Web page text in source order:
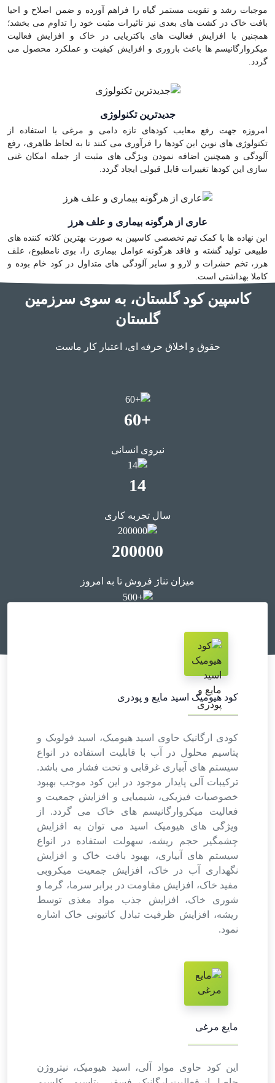
موجبات رشد و تقویت مستمر گیاه را فراهم آورده و ضمن اصلاح و احیا
بافت خاک در کشت های بعدی نیز تاثیرات مثبت خود را تداوم می بخشد؛
همچنین با افزایش فعالیت های باکتریایی در خاک و افزایش فعالیت
میکروارگانیسم ها باعث باروری و افزایش کیفیت و عملکرد محصول می
گردد.
جدیدترین تکنولوژی
امروزه جهت رفع معایب کودهای تازه دامی و مرغی با استفاده از
تکنولوژی های نوین این کودها را فرآوری می کنند تا به لحاظ ظاهری، رفع
آلودگی و همچنین اضافه نمودن ویژگی های مثبت از جمله امکان غنی
سازی این کودها تغییرات قابل قبولی ایجاد گردد.
عاری از هرگونه بیماری و علف هرز
این نهاده ها با کمک تیم تخصصی کاسپین به صورت بهترین کلاته کننده های
طبیعی تولید گشته و فاقد هرگونه عوامل بیماری زا، بوی نامطبوع، علف
هرز، تخم حشرات و لارو و سایر آلودگی های متداول در کود خام بوده و
کاملا بهداشتی است.
کاسپین کود گلستان، به سوی سرزمین
گلستان
حقوق و اخلاق حرفه ای، اعتبار کار ماست
+60
نیروی انسانی
14
سال تجربه کاری
200000
میزان تناژ فروش تا به امروز
کود هیومیک اسید مایع و پودری
کودی ارگانیک حاوی اسید هیومیک، اسید فولویک و
پتاسیم محلول در آب با قابلیت استفاده در انواع
سیستم های آبیاری غرقابی و تحت فشار می باشد.
ترکیبات آلی پایدار موجود در این کود موجب بهبود
خصوصیات فیزیکی، شیمیایی و افزایش جمعیت و
فعالیت میکروارگانیسم های خاک می گردد. از
ویژگی های هیومیک اسید می توان به افزایش
چشمگیر حجم ریشه، سهولت استفاده در انواع
سیستم های آبیاری، بهبود بافت خاک و افزایش
نگهداری آب در خاک، افزایش جمعیت میکروبی
مفید خاک، افزایش مقاومت در برابر سرما، گرما و
شوری خاک، افزایش جذب مواد مغذی توسط
ریشه، افزایش ظرفیت تبادل کاتیونی خاک اشاره
نمود.
مایع مرغی
این کود حاوی مواد آلی، اسید هیومیک، نیتروژن